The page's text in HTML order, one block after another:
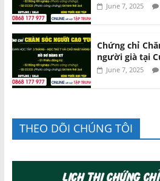
June 7, 2025
Chứng chỉ
người già tại
June 7, 2025
THEO DÕI CHÚNG TÔI